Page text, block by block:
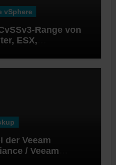
vSphere
Range von
ESX,
der Veeam
/ Veeam